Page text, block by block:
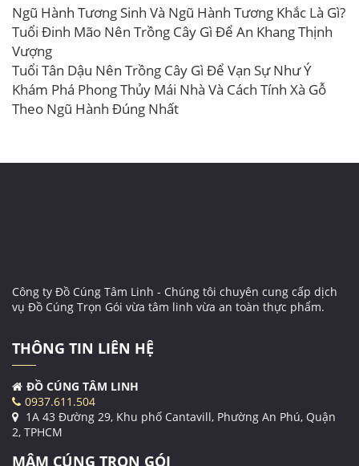
Ngũ Hành Tương Sinh Và Ngũ Hành Tương Khắc Là Gì?
Tuổi Đinh Mão Nên Trồng Cây Gì Để An Khang Thịnh
Vượng
Tuổi Tân Dậu Nên Trồng Cây Gì Để Vạn Sự Như Ý
Khám Phá Phong Thủy Mái Nhà Và Cách Tính Xà Gỗ
Theo Ngũ Hành Đúng Nhất
Công ty Đồ Cúng Tâm Linh - Chúng tôi chuyên cung cấp dịch
vụ Đồ Cúng Trọn Gói vừa tâm linh vừa an toàn thực phẩm.
THÔNG TIN LIÊN HỆ
ĐỒ CÚNG TÂM LINH
0937.611.504
1A 43 Đường 29, Khu phố Cantavill, Phường An Phú, Quận
2, TPHCM
MÂM CÚNG TRỌN GÓI